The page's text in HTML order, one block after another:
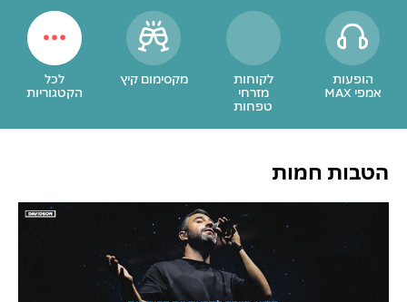
הופעות
אמפי MAX
לקוחות
מזרחי
טפחות
מקסימום קיץ לכל
הקטגוריות
הטבות חמות